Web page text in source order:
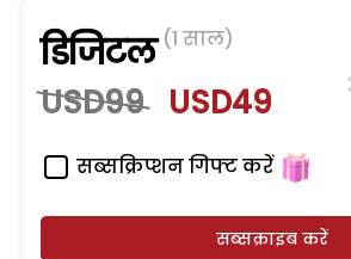
डिजिटल (1 साल)
USD99 USD49
सब्सक्रिप्शन गिफ्ट करें
सब्सक्राइब करें